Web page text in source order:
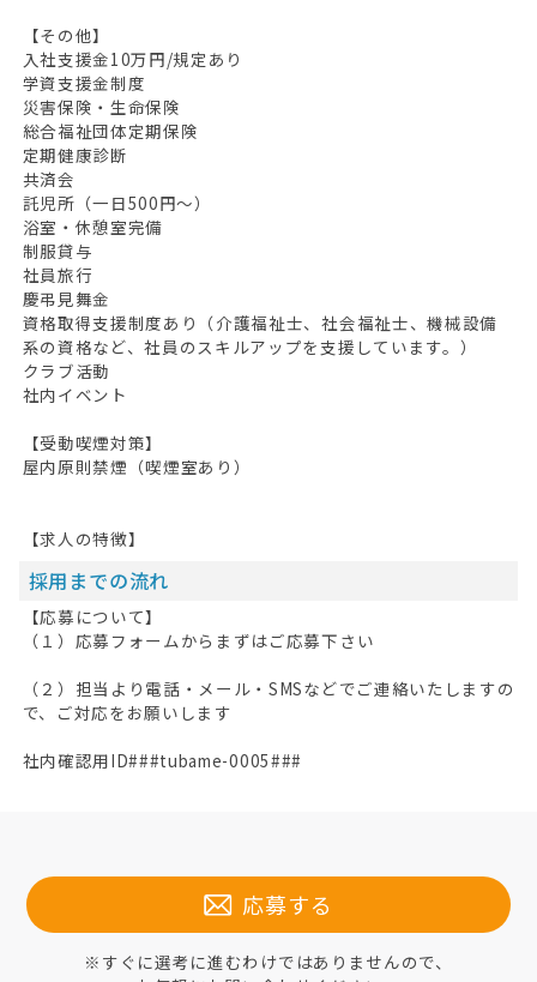
【その他】
入社支援金10万円/規定あり
学資支援金制度
災害保険・生命保険
総合福祉団体定期保険
定期健康診断
共済会
託児所（一日500円～）
浴室・休憩室完備
制服貸与
社員旅行
慶弔見舞金
資格取得支援制度あり（介護福祉士、社会福祉士、機械設備
系の資格など、社員のスキルアップを支援しています。）
クラブ活動
社内イベント
【受動喫煙対策】
屋内原則禁煙（喫煙室あり）
【求人の特徴】
採用までの流れ
【応募について】
（１）応募フォームからまずはご応募下さい
（２）担当より電話・メール・SMSなどでご連絡いたしますの
で、ご対応をお願いします
社内確認用ID###tubame-0005###
応募する
※すぐに選考に進むわけではありませんので、